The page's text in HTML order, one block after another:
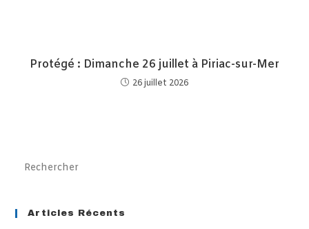
Protégé : Dimanche 26 juillet à Piriac-sur-Mer
26 juillet 2026
Articles Récents